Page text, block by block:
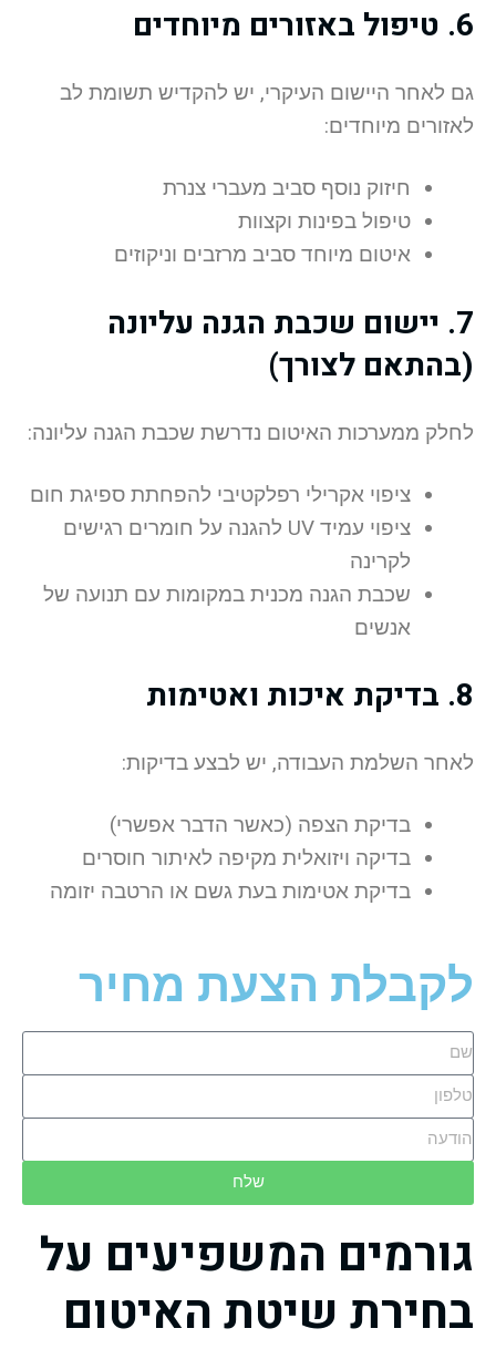
6. טיפול באזורים מיוחדים
גם לאחר היישום העיקרי, יש להקדיש תשומת לב
לאזורים מיוחדים:
חיזוק נוסף סביב מעברי צנרת
טיפול בפינות וקצוות
איטום מיוחד סביב מרזבים וניקוזים
7. יישום שכבת הגנה עליונה
(בהתאם לצורך)
לחלק ממערכות האיטום נדרשת שכבת הגנה עליונה:
ציפוי אקרילי רפלקטיבי להפחתת ספיגת חום
ציפוי עמיד UV להגנה על חומרים רגישים
לקרינה
שכבת הגנה מכנית במקומות עם תנועה של
אנשים
8. בדיקת איכות ואטימות
לאחר השלמת העבודה, יש לבצע בדיקות:
בדיקת הצפה (כאשר הדבר אפשרי)
בדיקה ויזואלית מקיפה לאיתור חוסרים
בדיקת אטימות בעת גשם או הרטבה יזומה
לקבלת הצעת מחיר
שלח
גורמים המשפיעים על
בחירת שיטת האיטום